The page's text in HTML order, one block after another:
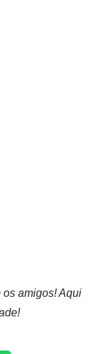
os amigos! Aqui